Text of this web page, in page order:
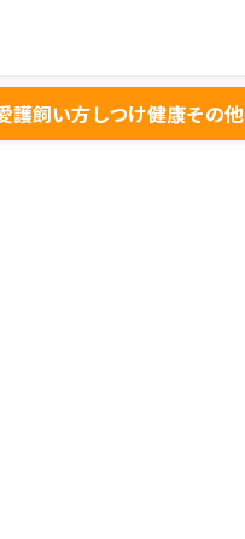
護飼い方しつけ健康その他